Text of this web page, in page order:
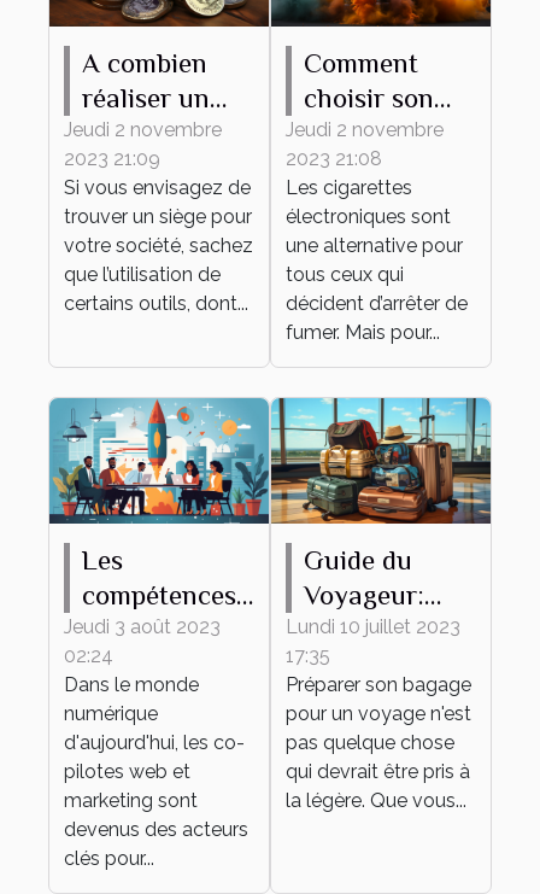
A combien
réaliser un
tampon d'une
société ?
Jeudi 2 novembre
2023 21:09
Si vous envisagez de
trouver un siège pour
votre société, sachez
que l’utilisation de
certains outils, dont...
Comment
choisir son
premier e-
liquide ?
Jeudi 2 novembre
2023 21:08
Les cigarettes
électroniques sont
une alternative pour
tous ceux qui
décident d’arrêter de
fumer. Mais pour...
Les
compétences
clés d'un bon
co-pilote web
et marketing
Jeudi 3 août 2023
02:24
Dans le monde
numérique
d'aujourd'hui, les co-
pilotes web et
marketing sont
devenus des acteurs
clés pour...
Guide du
Voyageur:
Comment
Préparer son
Bagage
Lundi 10 juillet 2023
17:35
Préparer son bagage
pour un voyage n'est
pas quelque chose
qui devrait être pris à
la légère. Que vous...